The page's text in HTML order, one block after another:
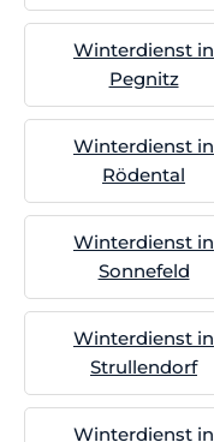
Winterdienst in
Pegnitz
Winterdienst in
Rödental
Winterdienst in
Sonnefeld
Winterdienst in
Strullendorf
Winterdienst in